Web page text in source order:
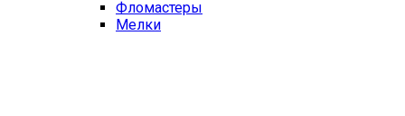
Фломастеры
Мелки